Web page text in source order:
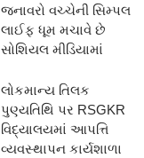
જનાવરો વચ્ચેની સિમ્પલ
લાઈફ ધૂમ મચાવે છે
સોશિયલ મીડિયામાં
લોકમાન્ય તિલક
પુણ્યતિથિ પર RSGKR
વિદ્યાલયમાં આપત્તિ
વ્યવસ્થાપન કાર્યશાળા